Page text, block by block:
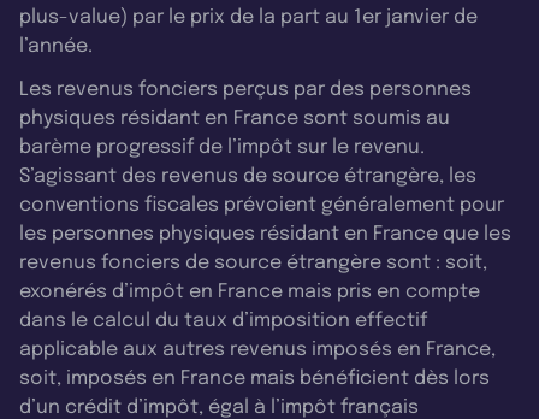
plus-value) par le prix de la part au 1er janvier de
l’année.
Les revenus fonciers perçus par des personnes
physiques résidant en France sont soumis au
barème progressif de l’impôt sur le revenu.
S’agissant des revenus de source étrangère, les
conventions fiscales prévoient généralement pour
les personnes physiques résidant en France que les
revenus fonciers de source étrangère sont : soit,
exonérés d’impôt en France mais pris en compte
dans le calcul du taux d’imposition effectif
applicable aux autres revenus imposés en France,
soit, imposés en France mais bénéficient dès lors
d’un crédit d’impôt, égal à l’impôt français